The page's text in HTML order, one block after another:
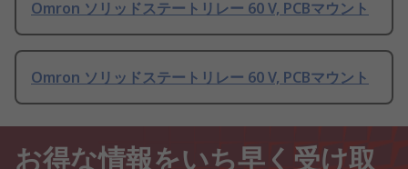
Omron ソリッドステートリレー 60 V, PCBマウント
Omron ソリッドステートリレー 60 V, PCBマウント
お得な情報をいち早く受け取